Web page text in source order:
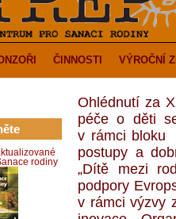
ČINNOSTI VÝROČNÍ
rodiny
Ohlédnutí za
péče o děti
v rámci bloku
postupy a
„Dítě mezi
podpory
v rámci výzvy